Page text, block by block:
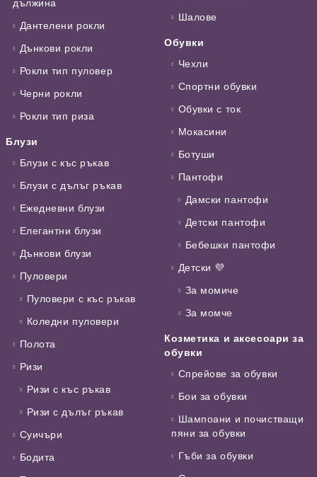
дължина
Дантелени рокли
Дънкови рокли
Рокли тип пуловер
Черни рокли
Рокли тип риза
Блузи
Блузи с къс ръкав
Блузи с дълъг ръкав
Ежедневни блузи
Елегантни блузи
Дънкови блузи
Пуловери
Пуловери с къс ръкав
Коледни пуловери
Полота
Ризи
Ризи с къс ръкав
Ризи с дълъг ръкав
Суичъри
Бодита
Шалове
Обувки
Чехли
Спортни обувки
Обувки с ток
Мокасини
Ботуши
Пантофи
Дамски пантофи
Детски пантофи
Бебешки пантофи
Детски 💜
За момиче
За момче
Козметика и аксесоари за
обувки
Спрейове за обувки
Бои за обувки
Шампоани и почистващи
пяни за обувки
Гъби за обувки